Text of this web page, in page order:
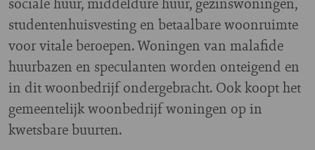
studentenhuisvesting en betaalbare woonruimte
voor vitale beroepen. Woningen van malafide
huurbazen en speculanten worden onteigend en
in dit woonbedrijf ondergebracht. Ook koopt het
gemeentelijk woonbedrijf woningen op in
kwetsbare buurten.